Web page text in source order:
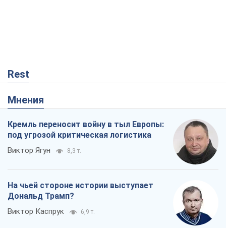
Rest
Мнения
Кремль переносит войну в тыл Европы:
под угрозой критическая логистика
Виктор Ягун 8,3 т.
На чьей стороне истории выступает
Дональд Трамп?
Виктор Каспрук 6,9 т.